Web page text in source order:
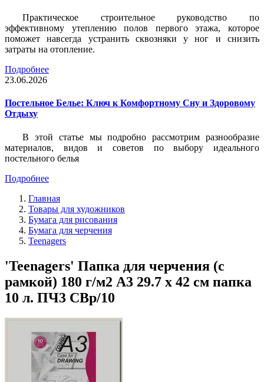
Практическое строительное руководство по
эффективному утеплению полов первого этажа, которое
поможет навсегда устранить сквозняки у ног и снизить
затраты на отопление.
Подробнее
23.06.2026
Постельное Белье: Ключ к Комфортному Сну и Здоровому
Отдыху
В этой статье мы подробно рассмотрим разнообразие
материалов, видов и советов по выбору идеального
постельного белья
Подробнее
Главная
Товары для художников
Бумага для рисования
Бумага для черчения
Teenagers
'Teenagers' Папка для черчения (с
рамкой) 180 г/м2 A3 29.7 х 42 см папка
10 л. ПЧ3 СВр/10